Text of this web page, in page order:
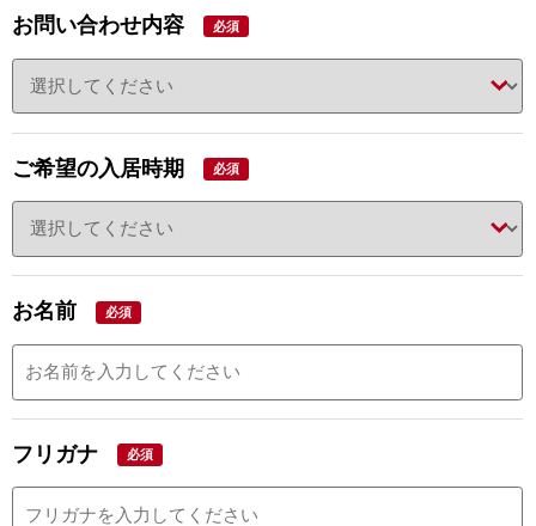
お問い合わせ内容 必須
ご希望の入居時期 必須
お名前 必須
フリガナ 必須